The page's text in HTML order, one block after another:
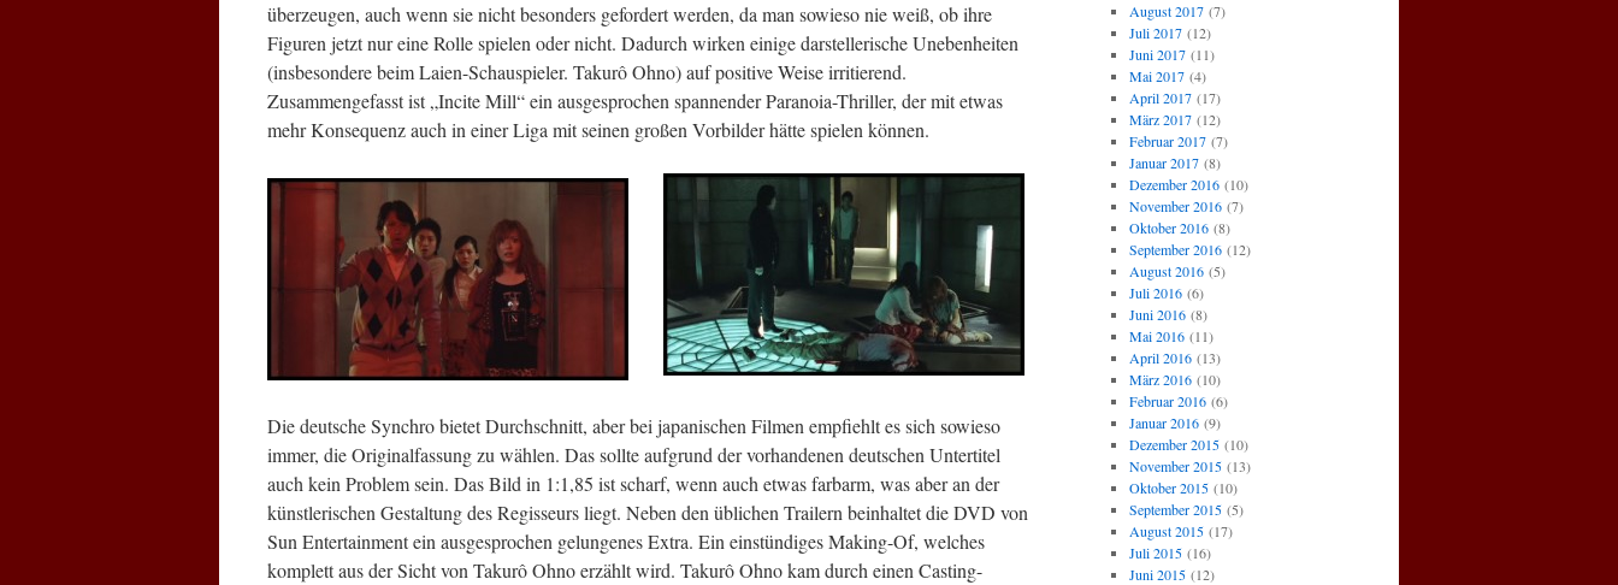
überzeugen, auch wenn sie nicht besonders gefordert werden, da man sowieso nie weiß, ob ihre
Figuren jetzt nur eine Rolle spielen oder nicht. Dadurch wirken einige darstellerische Unebenheiten
(insbesondere beim Laien-Schauspieler. Takurô Ohno) auf positive Weise irritierend.
Zusammengefasst ist „Incite Mill“ ein ausgesprochen spannender Paranoia-Thriller, der mit etwas
mehr Konsequenz auch in einer Liga mit seinen großen Vorbilder hätte spielen können.
Die deutsche Synchro bietet Durchschnitt, aber bei japanischen Filmen empfiehlt es sich sowieso
immer, die Originalfassung zu wählen. Das sollte aufgrund der vorhandenen deutschen Untertitel
auch kein Problem sein. Das Bild in 1:1,85 ist scharf, wenn auch etwas farbarm, was aber an der
künstlerischen Gestaltung des Regisseurs liegt. Neben den üblichen Trailern beinhaltet die DVD von
Sun Entertainment ein ausgesprochen gelungenes Extra. Ein einstündiges Making-Of, welches
komplett aus der Sicht von Takurô Ohno erzählt wird. Takurô Ohno kam durch einen Casting-
August 2017(7)
Juli 2017(12)
Juni 2017(11)
Mai 2017(4)
April 2017(17)
März 2017(12)
Februar 2017(7)
Januar 2017(8)
Dezember 2016(10)
November 2016(7)
Oktober 2016(8)
September 2016(12)
August 2016(5)
Juli 2016(6)
Juni 2016(8)
Mai 2016(11)
April 2016(13)
März 2016(10)
Februar 2016(6)
Januar 2016(9)
Dezember 2015(10)
November 2015(13)
Oktober 2015(10)
September 2015(5)
August 2015(17)
Juli 2015(16)
Juni 2015(12)